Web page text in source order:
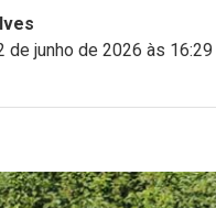
de junho de 2026 às 16:29